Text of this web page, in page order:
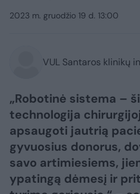
2023 m. gruodžio 19 d. 13:00
VUL Santaros klinikų
„Robotinė sistema –
technologija
apsaugoti jautrią
gyvuosius donorus,
savo artimiesiems,
ypatingą dėmesį ir